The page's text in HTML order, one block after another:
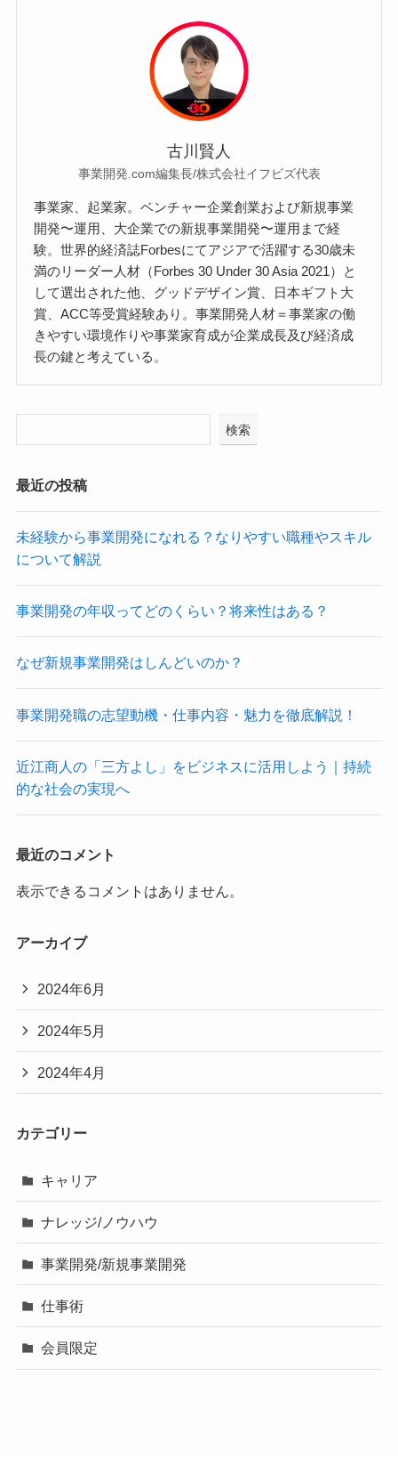
古川賢人
事業開発.com編集長/株式会社イフビズ代表
事業家、起業家。ベンチャー企業創業および新規事業
開発〜運用、大企業での新規事業開発〜運用まで経
験。世界的経済誌Forbesにてアジアで活躍する30歳未
満のリーダー人材（Forbes 30 Under 30 Asia 2021）と
して選出された他、グッドデザイン賞、日本ギフト大
賞、ACC等受賞経験あり。事業開発人材＝事業家の働
きやすい環境作りや事業家育成が企業成長及び経済成
長の鍵と考えている。
検索
最近の投稿
未経験から事業開発になれる？なりやすい職種やスキル
について解説
事業開発の年収ってどのくらい？将来性はある？
なぜ新規事業開発はしんどいのか？
事業開発職の志望動機・仕事内容・魅力を徹底解説！
近江商人の「三方よし」をビジネスに活用しよう｜持続
的な社会の実現へ
最近のコメント
表示できるコメントはありません。
アーカイブ
2024年6月
2024年5月
2024年4月
カテゴリー
キャリア
ナレッジ/ノウハウ
事業開発/新規事業開発
仕事術
会員限定